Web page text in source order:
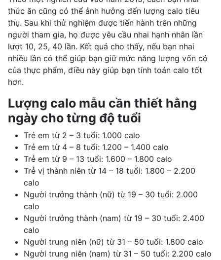
thức ăn cũng có thể ảnh hưởng đến lượng calo tiêu
thụ. Sau khi thử nghiệm được tiến hành trên những
người tham gia, họ được yêu cầu nhai hạnh nhân lần
lượt 10, 25, 40 lần. Kết quả cho thấy, nếu bạn nhai
nhiều lần có thể giúp bạn giữ mức năng lượng vốn có
của thực phẩm, điều này giúp bạn tính toán calo tốt
hơn.
Lượng calo mẫu cần thiết hằng
ngày cho từng độ tuổi
Trẻ em từ 2 – 3 tuổi: 1.000 calo
Trẻ em từ 4 – 8 tuổi: 1.200 – 1.400 calo
Trẻ em từ 9 – 13 tuổi: 1.600 – 1.800 calo
Trẻ vị thành niên từ 14 – 18 tuổi: 1.800 – 2.200
calo
Người trưởng thành (nữ) từ 19 – 30 tuổi: 2.000
calo
Người trưởng thành (nam) từ 19 – 30 tuổi: 2.400
calo
Người trung niên (nữ) từ 31 – 50 tuổi: 1.800 calo
Người trung niên (nam) từ 31 – 50 tuổi: 2.200 calo